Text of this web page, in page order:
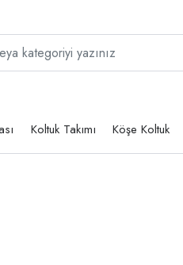
Koltuk Takımı Köşe Koltuk